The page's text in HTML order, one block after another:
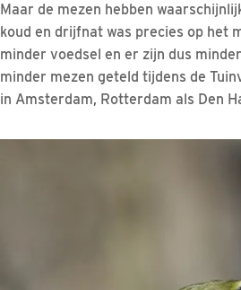
Maar de mezen hebben
koud en drijfnat was precies op het
minder voedsel en er zijn dus
minder mezen geteld tijdens de
in Amsterdam, Rotterdam als Den